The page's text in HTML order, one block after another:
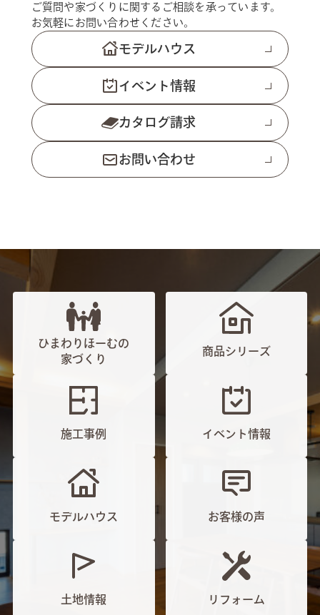
ご質問や家づくりに関するご相談を承っています。
お気軽にお問い合わせください。
モデルハウス
イベント情報
カタログ請求
お問い合わせ
ひまわりほーむの
家づくり
商品シリーズ
施工事例 イベント情報
モデルハウス お客様の声
土地情報 リフォーム